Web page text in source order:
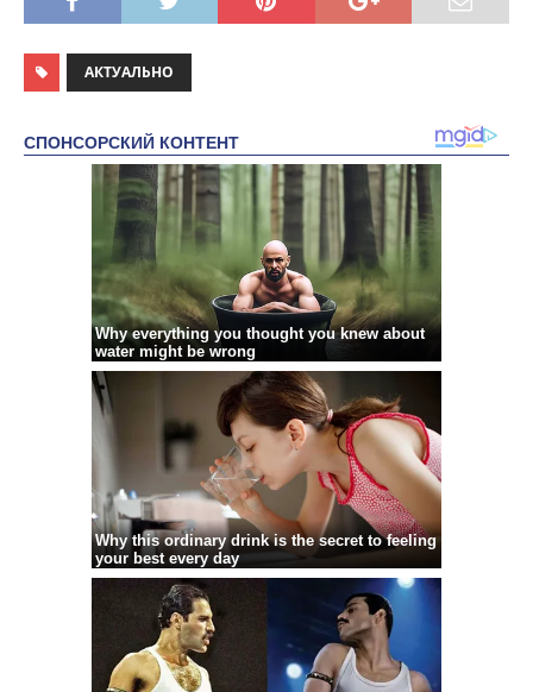
АКТУАЛЬНО